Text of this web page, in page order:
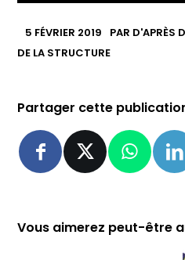
5 FÉVRIER 2019 PAR D'APRÈS
DE LA STRUCTURE
Partager cette
Vous aimerez peut-être